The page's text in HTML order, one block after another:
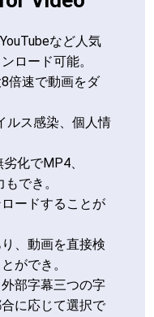
など人気
ロード可能。
倍速で動画をダ
ルス感染、個人情
化でMP4、
でき。
ードすることが
、動画を直接検
ができ。
部字幕三つの字
に応じて選択で